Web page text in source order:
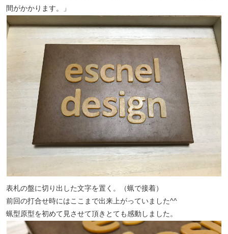
間がかかります。」
表札の盤に切り出した文字を置く。（蝋で接着）
前回の打合せ時にはここまで出来上がっていました^^
蝋型原型を初めて見させて頂きとても感動しました。